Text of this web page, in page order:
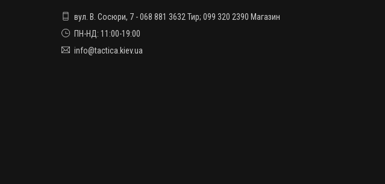
вул. В. Сосюри, 7 - 068 881 3632 Тир; 099 320 2390 Магазин
ПН-НД: 11:00-19:00
info@tactica.kiev.ua